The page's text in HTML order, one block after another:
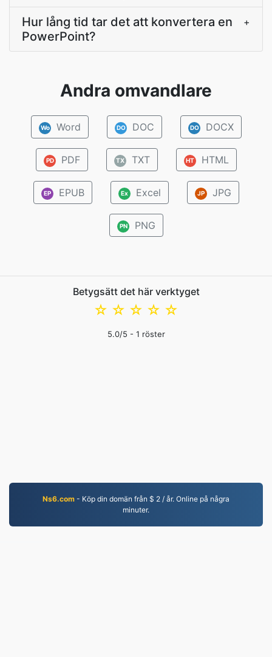
Hur lång tid tar det att konvertera en
PowerPoint?
+
Andra omvandlare
Wo Word DO DOC DO DOCX
PD PDF TX TXT HT HTML
EP EPUB Ex Excel JP JPG
PN PNG
Betygsätt det här verktyget
☆
☆
☆
☆
☆
5.0/5 - 1 röster
Ns6.com - Köp din domän från $ 2 / år. Online på några
minuter.